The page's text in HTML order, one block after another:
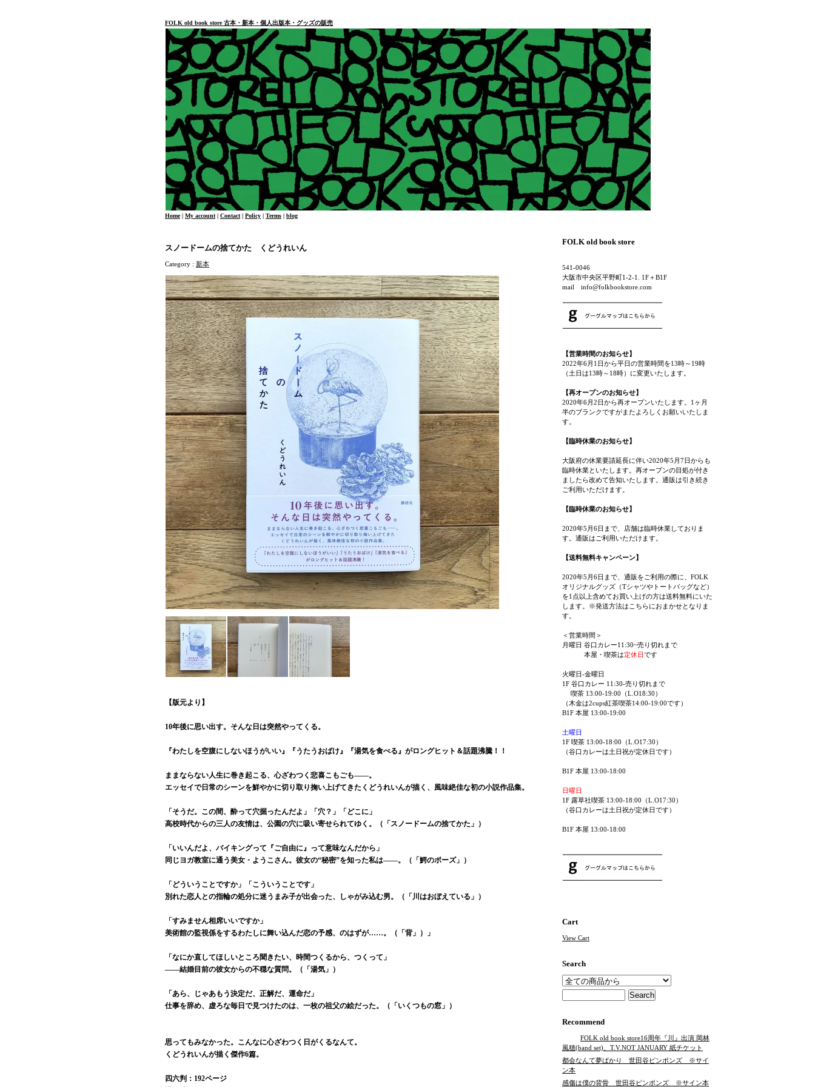
FOLK old book store 古本・新本・個人出版本・グッズの販売
Home| My account | Contact | Policy | Terms | blog
スノードームの捨てかた くどうれいん
Category : 新本
【版元より】
10年後に思い出す。そんな日は突然やってくる。
『わたしを空腹にしないほうがいい』『うたうおばけ』『湯気を食べる』がロングヒット＆話題沸騰！！
ままならない人生に巻き起こる、心ざわつく悲喜こもごも――。
エッセイで日常のシーンを鮮やかに切り取り掬い上げてきたくどうれいんが描く、風味絶佳な初の小説作品集。
「そうだ。この間、酔って穴掘ったんだよ」「穴？」「どこに」
高校時代からの三人の友情は、公園の穴に吸い寄せられてゆく。（「スノードームの捨てかた」）
「いいんだよ、バイキングって『ご自由に』って意味なんだから」
同じヨガ教室に通う美女・ようこさん。彼女の“秘密”を知った私は――。（「鰐のポーズ」）
「どういうことですか」「こういうことです」
別れた恋人との指輪の処分に迷うまみ子が出会った、しゃがみ込む男。（「川はおぼえている」）
「すみません相席いいですか」
美術館の監視係をするわたしに舞い込んだ恋の予感、のはずが……。（「背」）」
「なにか直してほしいところ聞きたい、時間つくるから、つくって」
――結婚目前の彼女からの不穏な質問。（「湯気」）
「あら、じゃあもう決定だ、正解だ、運命だ」
仕事を辞め、虚ろな毎日で見つけたのは、一枚の祖父の絵だった。（「いくつもの窓」）
思ってもみなかった。こんなに心ざわつく日がくるなんて。
くどうれいんが描く傑作6篇。
四六判：192ページ
FOLK old book store
541-0046
大阪市中央区平野町1-2-1. 1F＋B1F
mail info@folkbookstore.com
【営業時間のお知らせ】
2022年6月1日から平日の営業時間を13時～19時
（土日は13時～18時）に変更いたします。
【再オープンのお知らせ】
2020年6月2日から再オープンいたします。1ヶ月
半のブランクですがまたよろしくお願いいたしま
す。
【臨時休業のお知らせ】
大阪府の休業要請延長に伴い2020年5月7日からも
臨時休業といたします。再オープンの目処が付き
ましたら改めて告知いたします。通販は引き続き
ご利用いただけます。
【臨時休業のお知らせ】
2020年5月6日まで、店舗は臨時休業しておりま
す。通販はご利用いただけます。
【送料無料キャンペーン】
2020年5月6日まで、通販をご利用の際に、FOLK
オリジナルグッズ（Tシャツやトートバッグなど）
を1点以上含めてお買い上げの方は送料無料にいた
します。※発送方法はこちらにおまかせとなりま
す。
＜営業時間＞
月曜日 谷口カレー11:30~売り切れまで
本屋・喫茶は定休日です
火曜日-金曜日
1F 谷口カレー 11:30-売り切れまで
喫茶 13:00-19:00（L.O18:30）
（木金は2cups紅茶喫茶14:00-19:00です）
B1F 本屋 13:00-19:00
土曜日
1F 喫茶 13:00-18:00（L.O17:30）
（谷口カレーは土日祝が定休日です）
B1F 本屋 13:00-18:00
日曜日
1F 露草社喫茶 13:00-18:00（L.O17:30）
（谷口カレーは土日祝が定休日です）
B1F 本屋 13:00-18:00
Cart
View Cart
Search
Recommend
FOLK old book store16周年『川』出演 岡林
風穂(band set)、T.V.NOT JANUARY 紙チケット
都会なんて夢ばかり 世田谷ピンポンズ ※サイ
ン本
感傷は僕の背骨 世田谷ピンポンズ ※サイン本